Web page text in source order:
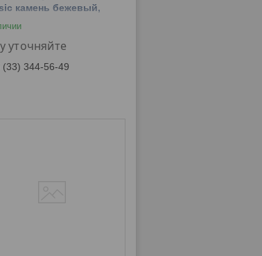
камень бежевый,
темный дуб
уточняйте
(33) 344-56-49